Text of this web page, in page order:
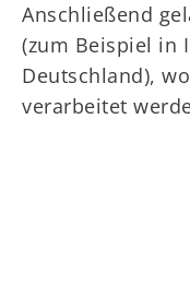
Anschließend
(zum Beispiel in
Deutschland),
verarbeitet